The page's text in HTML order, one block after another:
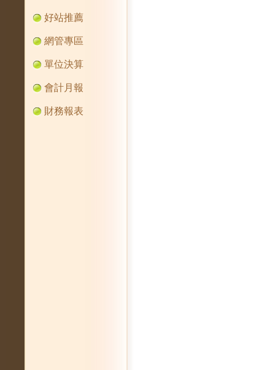
好站推薦
網管專區
單位決算
會計月報
財務報表